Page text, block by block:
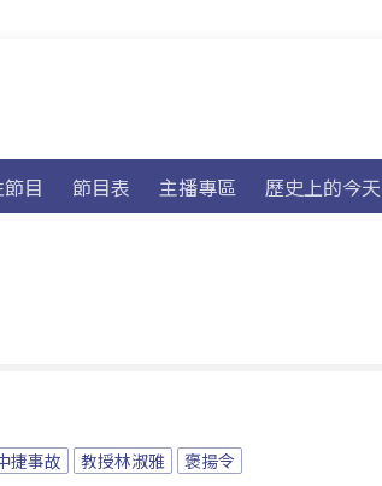
目 節目表 主播專區 歷史上的今天
捷事故 教授林淑雅 褒揚令